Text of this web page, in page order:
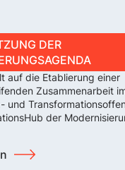
DER
auf die Etablierung einer
Zusammenarbeit
und
der